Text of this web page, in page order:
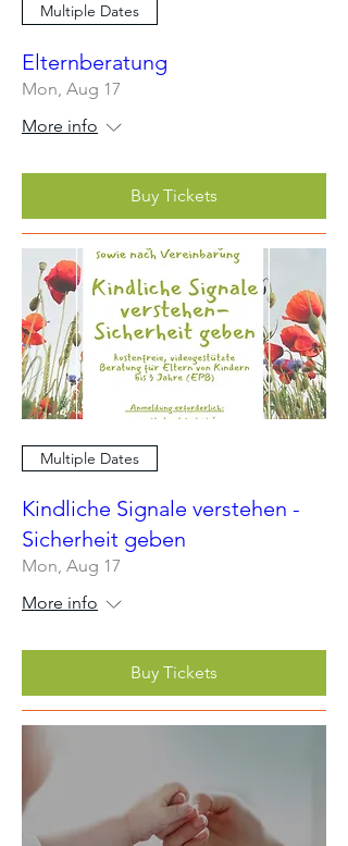
Multiple Dates
Elternberatung
Mon, Aug 17
More info
Buy Tickets
Multiple Dates
Kindliche Signale verstehen -
Sicherheit geben
Mon, Aug 17
More info
Buy Tickets